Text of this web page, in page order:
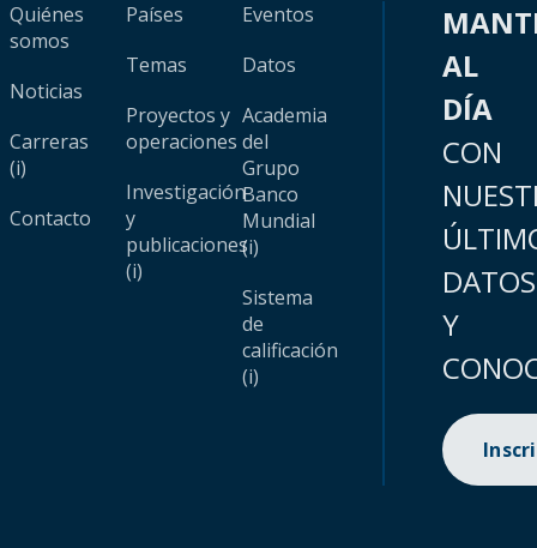
Quiénes
somos
Noticias
Carreras
(i)
Contacto
Países
Temas
Proyectos y
operaciones
Investigación
y
publicaciones
(i)
Eventos
Datos
Academia
del
Grupo
Banco
Mundial
(i)
Sistema
de
calificación
(i)
AL
DÍA
CON
DATOS
Y